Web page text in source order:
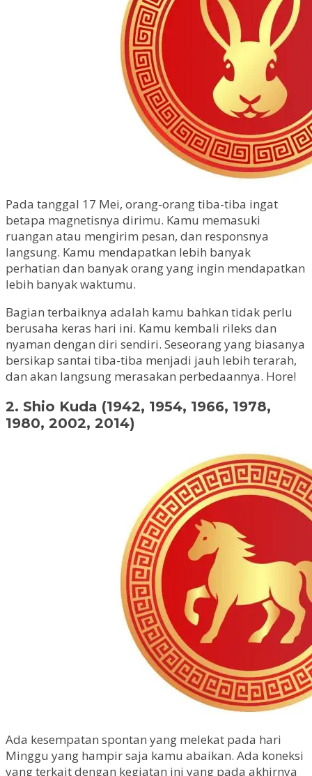
Pada tanggal 17 Mei, orang-orang tiba-tiba ingat
betapa magnetisnya dirimu. Kamu memasuki
ruangan atau mengirim pesan, dan responsnya
langsung. Kamu mendapatkan lebih banyak
perhatian dan banyak orang yang ingin mendapatkan
lebih banyak waktumu.
Bagian terbaiknya adalah kamu bahkan tidak perlu
berusaha keras hari ini. Kamu kembali rileks dan
nyaman dengan diri sendiri. Seseorang yang biasanya
bersikap santai tiba-tiba menjadi jauh lebih terarah,
dan akan langsung merasakan perbedaannya. Hore!
2. Shio Kuda (1942, 1954, 1966, 1978,
1980, 2002, 2014)
Ada kesempatan spontan yang melekat pada hari
Minggu yang hampir saja kamu abaikan. Ada koneksi
yang terkait dengan kegiatan ini yang pada akhirnya